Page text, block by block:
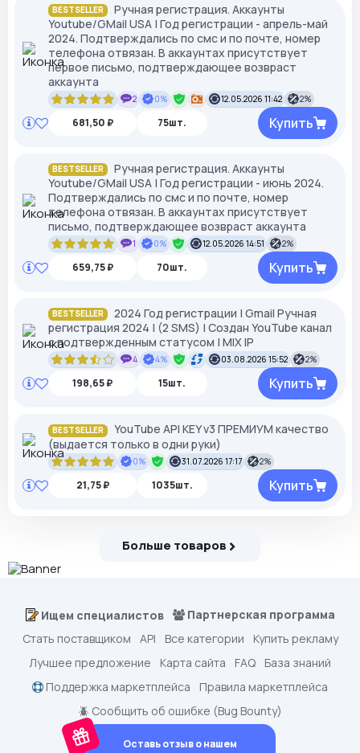
BESTSELLER
Ручная регистрация. Аккаунты
Youtube/GMail USA | Год регистрации - апрель-май
2024. Подтверждались по смс и по почте, номер
телефона отвязан. В аккаунтах присутствует
первое письмо, подтверждающее возвраст
аккаунта
2 0% 12.05.2026 11:42 2%
681,50 ₽ 75шт. Купить
BESTSELLER
Ручная регистрация. Аккаунты
Youtube/GMail USA | Год регистрации - июнь 2024.
Подтверждались по смс и по почте, номер
телефона отвязан. В аккаунтах присутствует
письмо, подтверждающее возвраст аккаунта
1 0% 12.05.2026 14:51 2%
659,75 ₽ 70шт. Купить
BESTSELLER
2024 Год регистрации | Gmail Ручная
регистрация 2024 | (2 SMS) | Создан YouTube канал
с подтвержденным статусом | MIX IP
4 4% 03.08.2026 15:52 2%
198,65 ₽ 15шт. Купить
BESTSELLER
YouTube API KEY v3 ПРЕМИУМ качество
(выдается только в одни руки)
0% 31.07.2026 17:17 2%
21,75 ₽ 1035шт. Купить
Больше товаров
Ищем специалистов
Партнерская программа
Стать поставщиком
API Все категории
Купить рекламу
Лучшее предложение
Карта сайта FAQ
База знаний
Поддержка маркетплейса
Правила маркетплейса
🪲 Сообщить об ошибке (Bug Bounty)
Оставь отзыв о нашем